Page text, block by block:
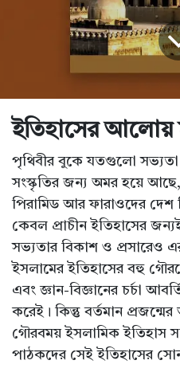
ইতিহাসের আলোয়
পৃথিবীর বুকে যতগুলো সভ্যতা
সংস্কৃতির জন্য অমর হয়ে
পিরামিড আর ফারাওদের দেশ
কেবল প্রাচীন ইতিহাসের
সভ্যতার বিকাশ ও প্রসারেও
ইসলামের ইতিহাসের বহু
এবং জ্ঞান-বিজ্ঞানের চর্চা
করেই। কিন্তু বর্তমান
গৌরবময় ইসলামিক ইতিহাস
পাঠকদের সেই ইতিহাসের